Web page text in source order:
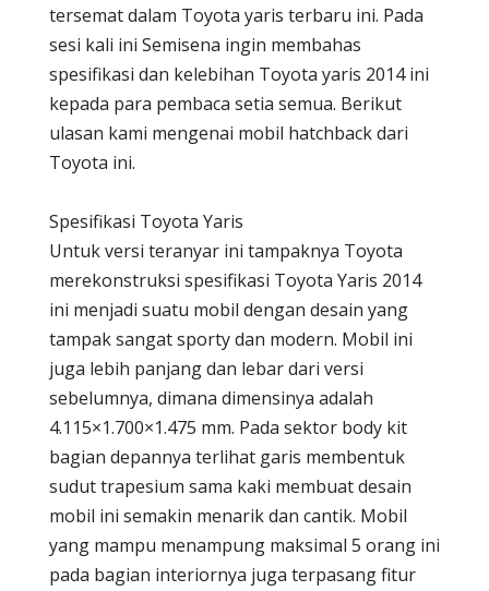
tersemat dalam Toyota yaris terbaru ini. Pada
sesi kali ini Semisena ingin membahas
spesifikasi dan kelebihan Toyota yaris 2014 ini
kepada para pembaca setia semua. Berikut
ulasan kami mengenai mobil hatchback dari
Toyota ini.
Spesifikasi Toyota Yaris
Untuk versi teranyar ini tampaknya Toyota
merekonstruksi spesifikasi Toyota Yaris 2014
ini menjadi suatu mobil dengan desain yang
tampak sangat sporty dan modern. Mobil ini
juga lebih panjang dan lebar dari versi
sebelumnya, dimana dimensinya adalah
4.115×1.700×1.475 mm. Pada sektor body kit
bagian depannya terlihat garis membentuk
sudut trapesium sama kaki membuat desain
mobil ini semakin menarik dan cantik. Mobil
yang mampu menampung maksimal 5 orang ini
pada bagian interiornya juga terpasang fitur